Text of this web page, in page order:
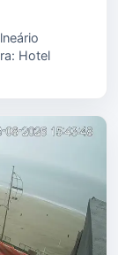
Hotel